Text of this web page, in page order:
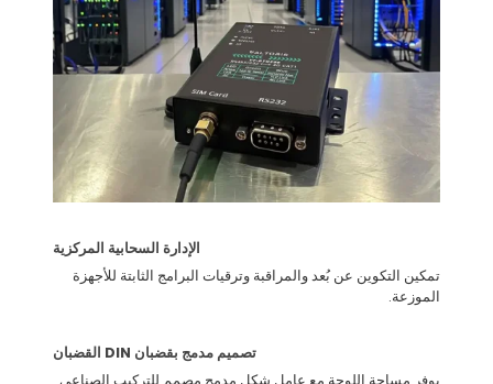
الإدارة السحابية المركزية
تمكين التكوين عن بُعد والمراقبة وترقيات البرامج الثابتة للأجهزة
الموزعة.
تصميم مدمج بقضبان DIN القضبان